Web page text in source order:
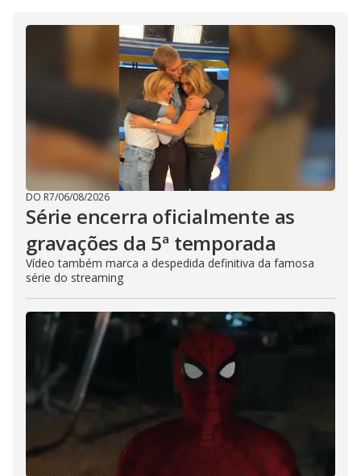
DO R7/06/08/2026
Série encerra oficialmente as
gravações da 5ª temporada
Vídeo também marca a despedida definitiva da famosa
série do streaming